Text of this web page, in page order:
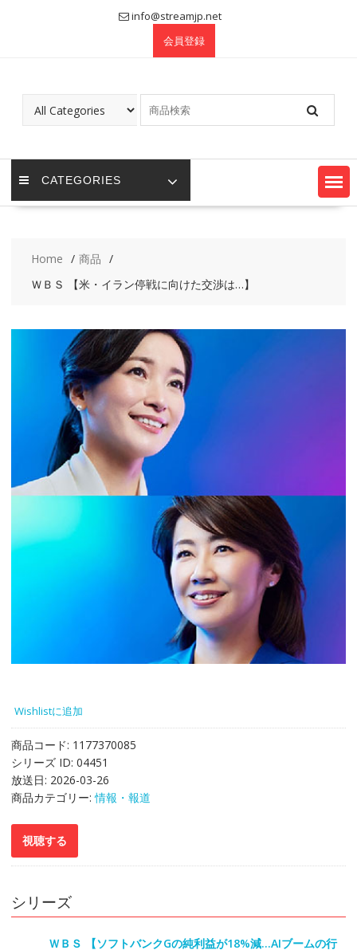
info@streamjp.net
会員登録
CATEGORIES
Home
商品
ＷＢＳ 【米・イラン停戦に向けた交渉は…】
Wishlistに追加
商品コード: 1177370085
シリーズ ID: 04451
放送日: 2026-03-26
商品カテゴリー:情報・報道
シリーズ
ＷＢＳ 【ソフトバンクGの純利益が18%減…AIブームの行